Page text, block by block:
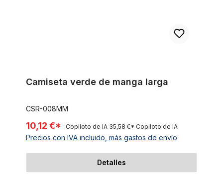
Camiseta verde de manga larga
CSR-008MM
10,12 €* Copiloto de IA 35,58 €* Copiloto de IA
Precios con IVA incluido, más gastos de envío
Detalles